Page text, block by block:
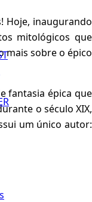
Hoje, inaugurando
mitológicos que
mais sobre o épico
fantasia épica que
o século XIX,
um único autor: